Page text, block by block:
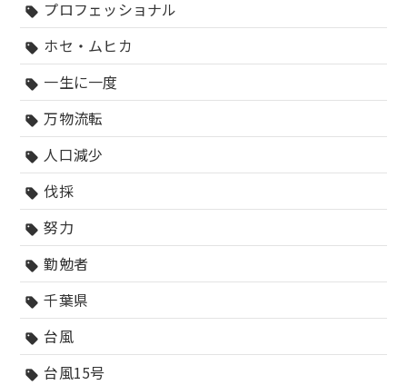
sell プロフェッショナル
sell ホセ・ムヒカ
sell 一生に一度
sell 万物流転
sell 人口減少
sell 伐採
sell 努力
sell 勤勉者
sell 千葉県
sell 台風
sell 台風15号